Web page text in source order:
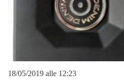
18/05/2019 alle 12:23